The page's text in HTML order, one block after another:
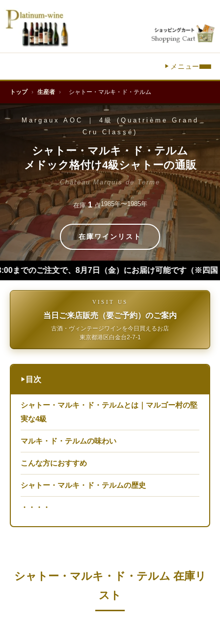
メニュー
トップ › 生産者 › シャトー・マルキ・ド・テルム
Margaux AOC ｜ 4級 (Quatrième Grand
Cru Classé)
シャトー・マルキ・ド・テルム
メドック格付け4級シャトーの通販
Château Marquis de Terme
在庫1点1985年〜1985年
在庫ワインリスト
8月7日（金）にお届け可能です（※四国・中国・九州・
VISIT US
当日ご来店販売（要ご予約）のご案内
古酒・ヴィンテージワインを今日買えるお店
東京都港区白金台2-7-1
▶ 目次
シャトー・マルキ・ド・テルムとは｜マルゴー村の堅
実な4級
マルキ・ド・テルムの味わい
こんな方におすすめ
シャトー・マルキ・ド・テルムの歴史
・・・・
シャトー・マルキ・ド・テルム 在庫リ
スト